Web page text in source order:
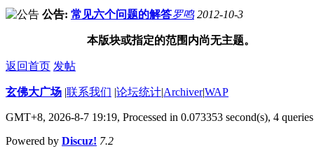
公告: 常见六个问题的解答罗鸣 2012-10-3
本版块或指定的范围内尚无主题。
返回首页 发帖
玄佛大广场 |联系我们 |论坛统计|Archiver|WAP
GMT+8, 2026-8-7 19:19, Processed in 0.073353 second(s), 4 queries
Powered by Discuz! 7.2